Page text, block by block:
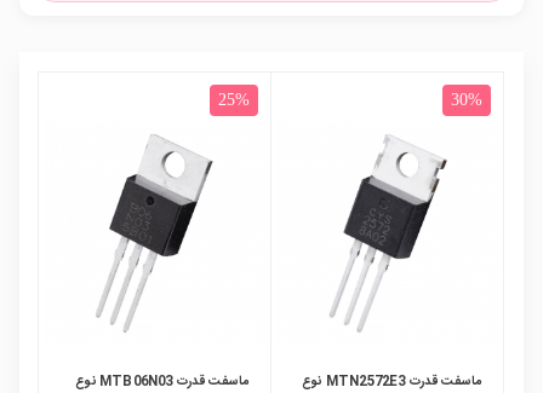
30%
ماسفت قدرت MTN2572E3 نوع
25%
ماسفت قدرت MTB06N03 نوع